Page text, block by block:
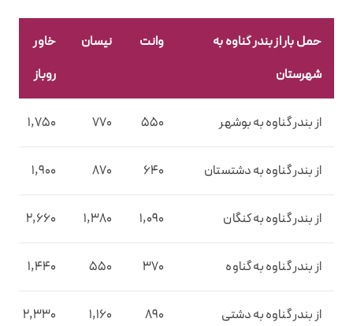
حمل بار از بندر گناوه به
شهرستان
وانت نیسان
خاور
روباز
از بندر گناوه به بوشهر 550
770
1,750
از بندر گناوه به دشتستان 640
870
1,900
از بندر گناوه به کنگان 1,090
1,380
2,660
از بندر گناوه به گناوه 370
550
1,440
از بندر گناوه به دشتی 890
1,160
2,330